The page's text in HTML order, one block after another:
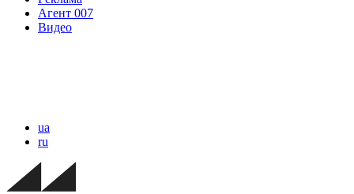
Агент 007
Видео
ua
ru